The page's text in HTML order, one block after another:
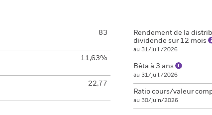
83
11,63%
22,77
Rendement de la
dividende sur 12 mois
au 31/juil./2026
Bêta à 3 ans
au 31/juil./2026
Ratio cours/valeur
au 30/juin/2026